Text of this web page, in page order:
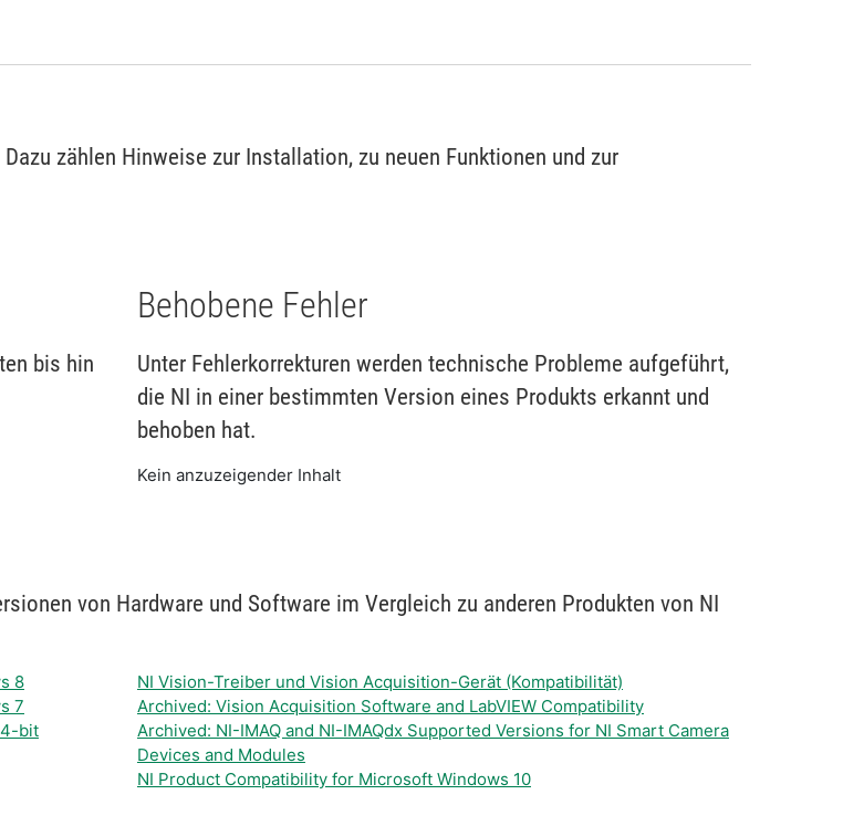
zählen Hinweise zur Installation, zu neuen Funktionen und zur
bis hin
Behobene Fehler
Unter Fehlerkorrekturen werden technische Probleme aufgeführt,
die NI in einer bestimmten Version eines Produkts erkannt und
behoben hat.
Kein anzuzeigender Inhalt
von Hardware und Software im Vergleich zu anderen Produkten von NI
8
NI Vision-Treiber und Vision Acquisition-Gerät (Kompatibilität)
7
Archived: Vision Acquisition Software and LabVIEW Compatibility
bit
Archived: NI-IMAQ and NI-IMAQdx Supported Versions for NI Smart Camera
Devices and Modules
NI Product Compatibility for Microsoft Windows 10